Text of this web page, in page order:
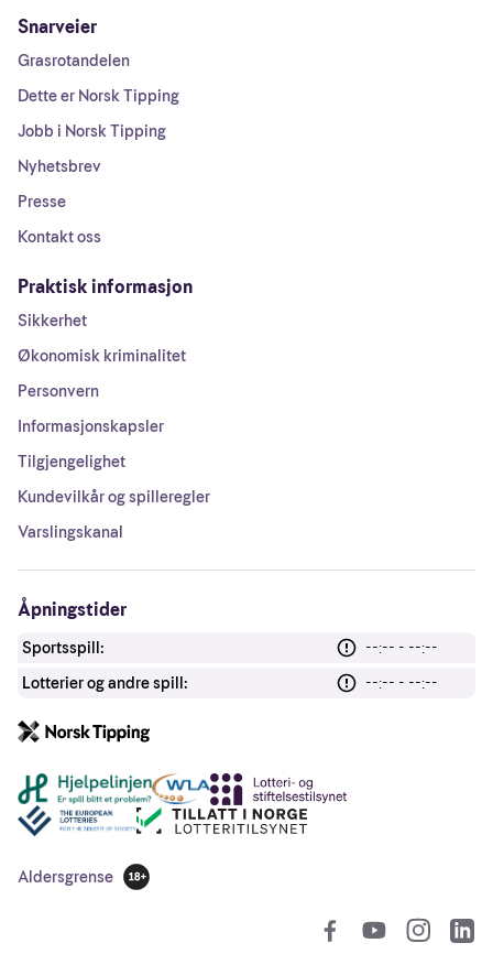
Snarveier
Grasrotandelen
Dette er Norsk Tipping
Jobb i Norsk Tipping
Nyhetsbrev
Presse
Kontakt oss
Praktisk informasjon
Sikkerhet
Økonomisk kriminalitet
Personvern
Informasjonskapsler
Tilgjengelighet
Kundevilkår og spilleregler
Varslingskanal
Åpningstider
Sportsspill:
--:-- - --:--
Lotterier og andre spill:
--:-- - --:--
Andre lenker
Aldersgrense
18 år